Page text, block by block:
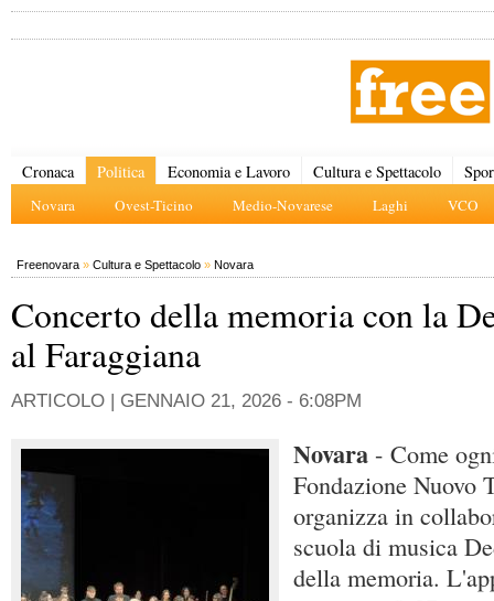
Cronaca Politica
Novara Ovest-Ticino Medio-Novarese Laghi VCO
Economia e Lavoro Cultura e Spettacolo
Freenovara » Cultura e Spettacolo » Novara
Concerto della memoria con la
al Faraggiana
ARTICOLO | GENNAIO 21, 2026 - 6:08PM
Novara - Come
Fondazione Nuovo
organizza in
scuola di musica
della memoria.